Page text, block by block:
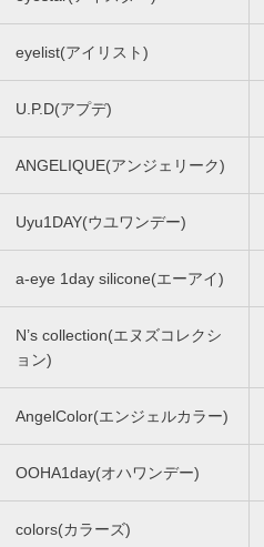
eyelist(アイリスト)
U.P.D(アプデ)
ANGELIQUE(アンジェリーク)
Uyu1DAY(ウユワンデー)
a-eye 1day silicone(エーアイ)
N’s collection(エヌズコレクシ
ョン)
AngelColor(エンジェルカラー)
OOHA1day(オハワンデー)
colors(カラーズ)